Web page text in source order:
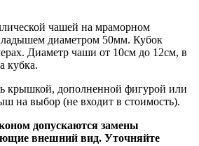
чашей на мраморном
диаметром 50мм. Кубок
Диаметр чаши от 10см до 12см, в
кубка.
крышкой, дополненной фигурой или
на выбор (не входит в стоимость).
допускаются замены
внешний вид. Уточняйте